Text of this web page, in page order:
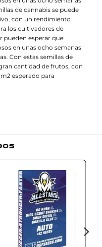
de cannabis se puede
con un rendimiento
los cultivadores de
pueden esperar que
en unas ocho semanas
Con estas semillas de
cantidad de frutos, con
esperado para
wishlist